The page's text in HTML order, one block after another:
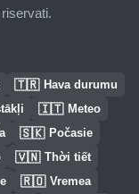
🇹🇷 Hava durumu
🇮🇹 Meteo
🇸🇰 Počasie
🇻🇳 Thời tiết
🇷🇴 Vremea